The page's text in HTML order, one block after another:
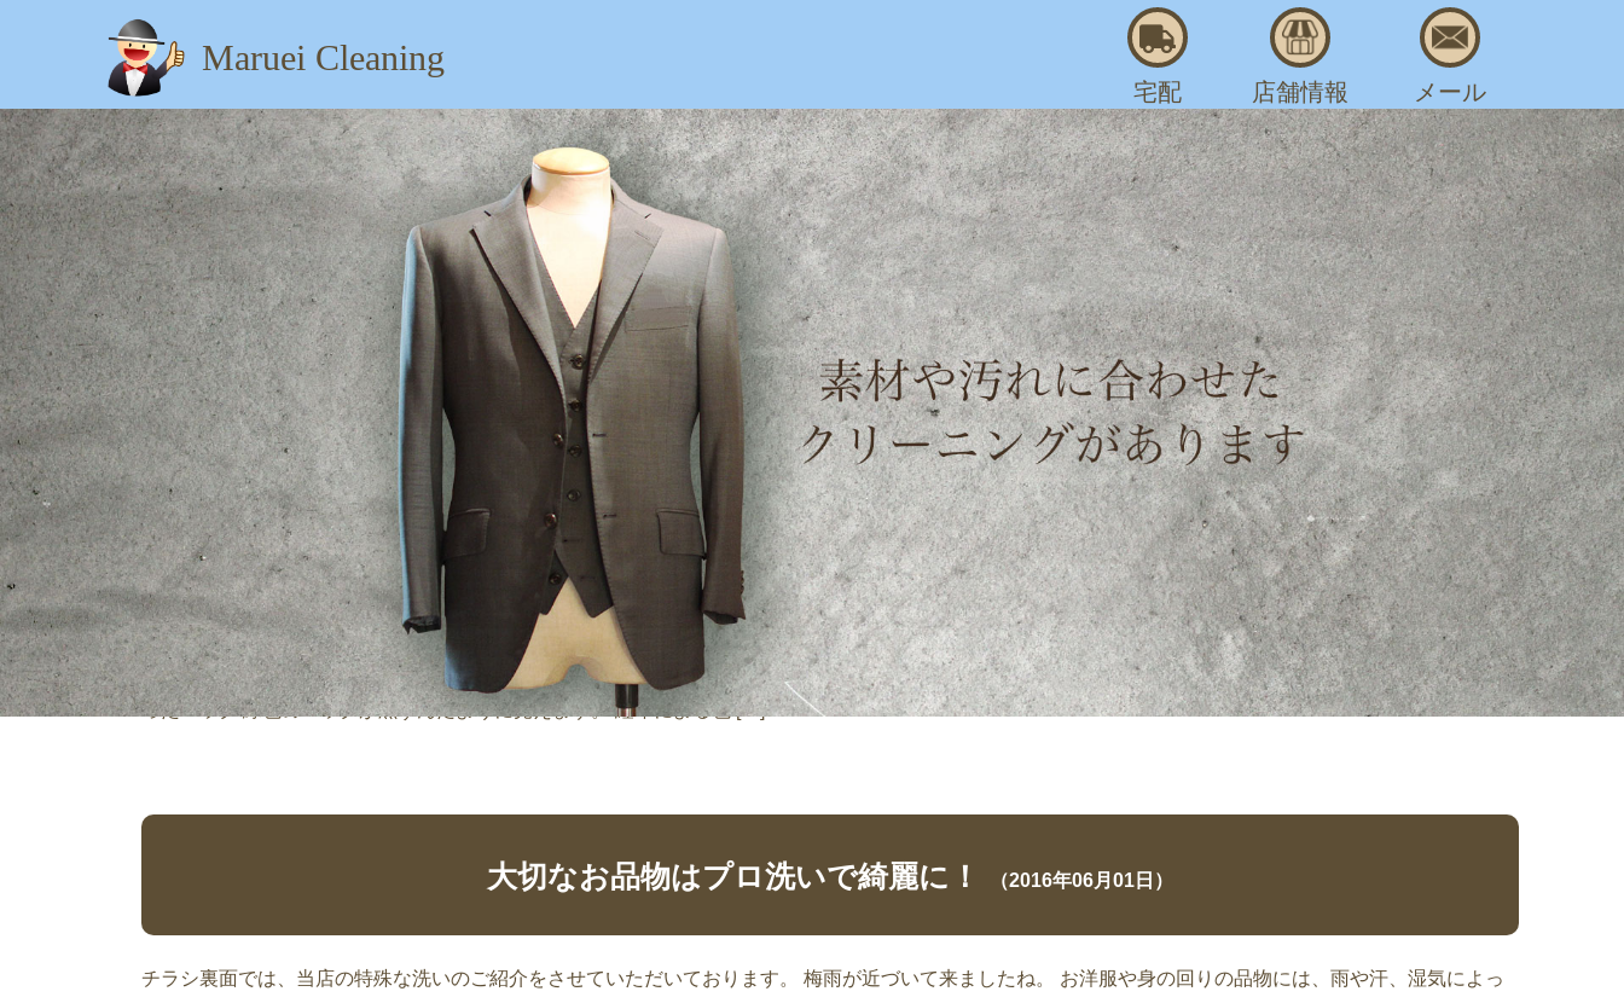
Maruei Cleaning
宅配 店舗情報 メール
【住所】：東京都八王子市絹ヶ丘1-22-20 【TEL】：042-635-6234 【営業時間】：AM 8:00～PM 7:30
カバン | maruei-cleaning.com
タグ: ＰＲＡＤＡ , カバン,ショルダーバック,バック,プラダ,布バック,布製,布鞄,帆布,皮革,革,鞄
ブランドバック 黒色浸透塗装 （2024年02月24日）
プラダのバックの黒塗装 プラダ（PRADA)のナイロンバックが色褪せてしまいました。 「ナノ顔料塗装」で使えるようにいたします。 Before 変色してしま
ったバック 緑色のバックが黒ずんだように見えます。 経年による色 […]
大切なお品物はプロ洗いで綺麗に！ （2016年06月01日）
チラシ裏面では、当店の特殊な洗いのご紹介をさせていただいております。 梅雨が近づいて来ましたね。 お洋服や身の回りの品物には、雨や汗、湿気によっ